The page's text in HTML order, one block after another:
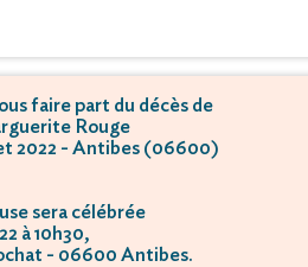
faire part du décès de
Rouge
2022 - Antibes (06600)
sera célébrée
à 10h30,
- 06600 Antibes.